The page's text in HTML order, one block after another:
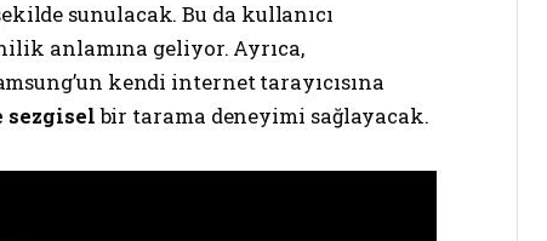
sunulacak. Bu da kullanıcı
anlamına geliyor. Ayrıca,
kendi internet tarayıcısına
sezgiselbir tarama deneyimi sağlayacak.